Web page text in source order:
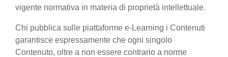
vigente normativa in materia di proprietà intellettuale.
Chi pubblica sulle piattaforme e-Learning i Contenuti
garantisce espressamente che ogni singolo
Contenuto, oltre a non essere contrario a norme